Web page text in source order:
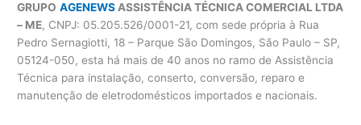
GRUPO AGENEWSASSISTÊNCIA TÉCNICA COMERCIAL LTDA
– ME, CNPJ: 05.205.526/0001-21, com sede própria à Rua
Pedro Sernagiotti, 18 – Parque São Domingos, São Paulo – SP,
05124-050, esta há mais de 40 anos no ramo de Assistência
Técnica para instalação, conserto, conversão, reparo e
manutenção de eletrodomésticos importados e nacionais.